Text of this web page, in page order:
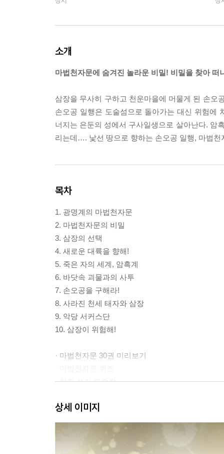
소개
마법천자문에 숨겨진 놀라운 비밀! 비밀을 찾아 떠
삼장을 무사히 구하고 천운마을에 머물게 된 손오
손오공 일행은 도술섬으로 돌아가는 대신 위험에
너지는 은둔의 성에서 구사일생으로 살아난다. 암
리는데…. 낯선 땅으로 향하는 손오공 일행, 마법
목차
1. 광명계의 마법천자문
2. 마법천자문의 비밀
3. 삼장의 선택
4. 새로운 대륙을 향해!
5. 죽은 자의 세계, 암흑계
6. 바닷속 괴물과의 사투
7. 손오공을 구해라!
8. 사라진 천세 태자와 삼장
9. 악당 서커스단
10. 삼장이 위험해!
· 마법천자문 30권 미리보기
· 한자 쓰기 연습장
상세 이미지